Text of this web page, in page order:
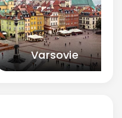
Varsovie